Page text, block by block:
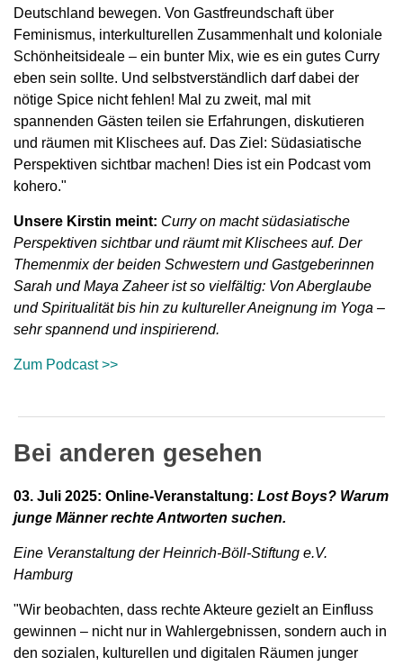
Deutschland bewegen. Von Gastfreundschaft über
Feminismus, interkulturellen Zusammenhalt und koloniale
Schönheitsideale – ein bunter Mix, wie es ein gutes Curry
eben sein sollte. Und selbstverständlich darf dabei der
nötige Spice nicht fehlen! Mal zu zweit, mal mit
spannenden Gästen teilen sie Erfahrungen, diskutieren
und räumen mit Klischees auf. Das Ziel: Südasiatische
Perspektiven sichtbar machen! Dies ist ein Podcast vom
kohero."
Unsere Kirstin meint: Curry on macht südasiatische
Perspektiven sichtbar und räumt mit Klischees auf. Der
Themenmix der beiden Schwestern und Gastgeberinnen
Sarah und Maya Zaheer ist so vielfältig: Von Aberglaube
und Spiritualität bis hin zu kultureller Aneignung im Yoga –
sehr spannend und inspirierend.
Zum Podcast >>
Bei anderen gesehen
03. Juli 2025: Online-Veranstaltung: Lost Boys? Warum
junge Männer rechte Antworten suchen.
Eine Veranstaltung der Heinrich-Böll-Stiftung e.V.
Hamburg
"Wir beobachten, dass rechte Akteure gezielt an Einfluss
gewinnen – nicht nur in Wahlergebnissen, sondern auch in
den sozialen, kulturellen und digitalen Räumen junger